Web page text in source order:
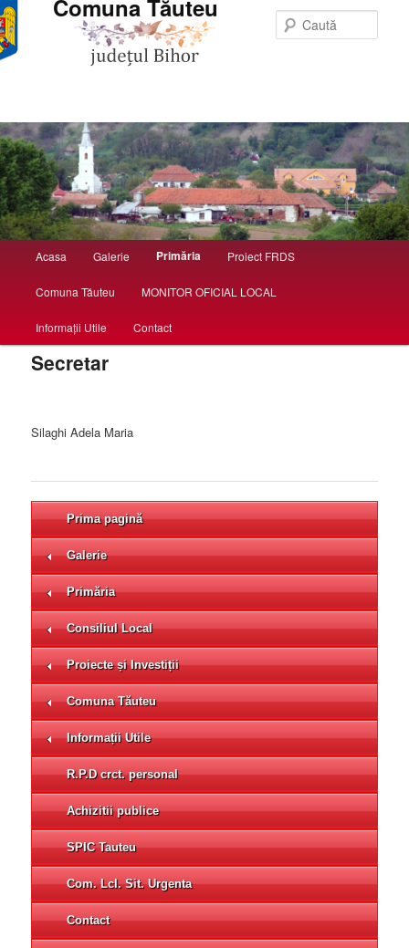
Comuna Tăuteu
Sari la conținutul principal
Sari la conținutul secundar
Acasa Galerie Primăria Proiect FRDS
Comuna Tăuteu MONITOR OFICIAL LOCAL
Informații Utile Contact
Secretar
Silaghi Adela Maria
Prima pagină
Galerie
Primăria
Consiliul Local
Proiecte și Investiții
Comuna Tăuteu
Informații Utile
R.P.D crct. personal
Achizitii publice
SPIC Tauteu
Com. Lcl. Sit. Urgenta
Contact